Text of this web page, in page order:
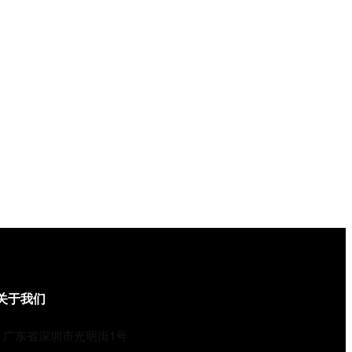
于我们
广东省深圳市光明街1号